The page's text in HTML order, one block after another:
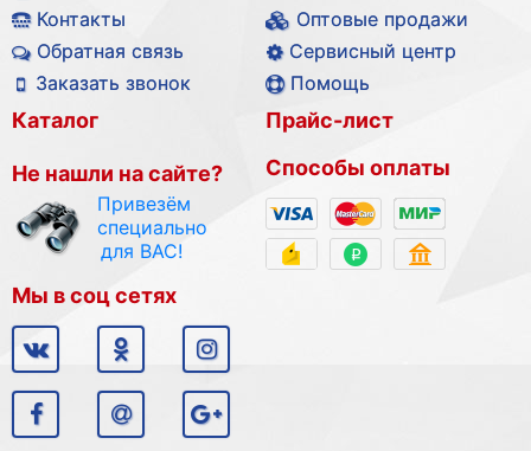
Контакты
Обратная связь
Заказать звонок
Оптовые продажи
Сервисный центр
Помощь
Каталог
Не нашли на сайте?
Привезём
специально
для ВАС!
Прайс-лист
Способы оплаты
Мы в соц сетях